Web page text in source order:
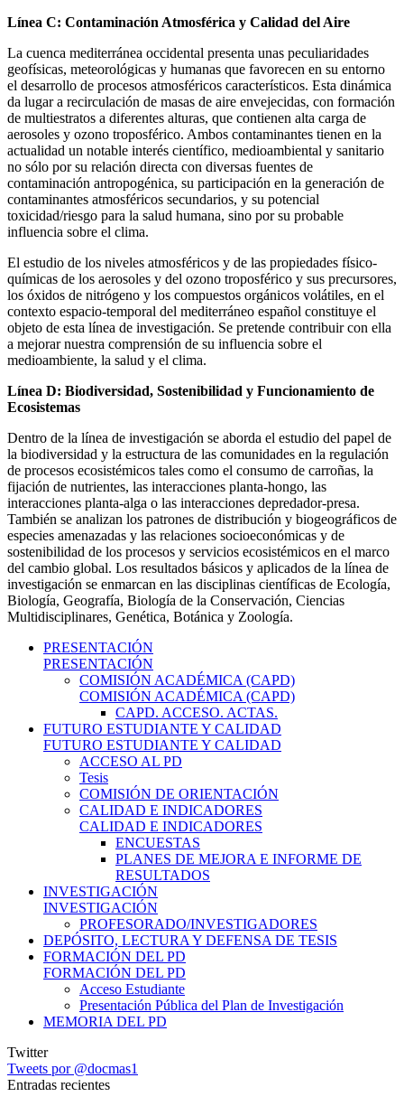
Línea C: Contaminación Atmosférica y Calidad del Aire
La cuenca mediterránea occidental presenta unas peculiaridades
geofísicas, meteorológicas y humanas que favorecen en su entorno
el desarrollo de procesos atmosféricos característicos. Esta dinámica
da lugar a recirculación de masas de aire envejecidas, con formación
de multiestratos a diferentes alturas, que contienen alta carga de
aerosoles y ozono troposférico. Ambos contaminantes tienen en la
actualidad un notable interés científico, medioambiental y sanitario
no sólo por su relación directa con diversas fuentes de
contaminación antropogénica, su participación en la generación de
contaminantes atmosféricos secundarios, y su potencial
toxicidad/riesgo para la salud humana, sino por su probable
influencia sobre el clima.
El estudio de los niveles atmosféricos y de las propiedades físico-
químicas de los aerosoles y del ozono troposférico y sus precursores,
los óxidos de nitrógeno y los compuestos orgánicos volátiles, en el
contexto espacio-temporal del mediterráneo español constituye el
objeto de esta línea de investigación. Se pretende contribuir con ella
a mejorar nuestra comprensión de su influencia sobre el
medioambiente, la salud y el clima.
Línea D: Biodiversidad, Sostenibilidad y Funcionamiento de
Ecosistemas
Dentro de la línea de investigación se aborda el estudio del papel de
la biodiversidad y la estructura de las comunidades en la regulación
de procesos ecosistémicos tales como el consumo de carroñas, la
fijación de nutrientes, las interacciones planta-hongo, las
interacciones planta-alga o las interacciones depredador-presa.
También se analizan los patrones de distribución y biogeográficos de
especies amenazadas y las relaciones socioeconómicas y de
sostenibilidad de los procesos y servicios ecosistémicos en el marco
del cambio global. Los resultados básicos y aplicados de la línea de
investigación se enmarcan en las disciplinas científicas de Ecología,
Biología, Geografía, Biología de la Conservación, Ciencias
Multidisciplinares, Genética, Botánica y Zoología.
PRESENTACIÓN
PRESENTACIÓN
COMISIÓN ACADÉMICA (CAPD)
COMISIÓN ACADÉMICA (CAPD)
CAPD. ACCESO. ACTAS.
FUTURO ESTUDIANTE Y CALIDAD
FUTURO ESTUDIANTE Y CALIDAD
ACCESO AL PD
Tesis
COMISIÓN DE ORIENTACIÓN
CALIDAD E INDICADORES
CALIDAD E INDICADORES
ENCUESTAS
PLANES DE MEJORA E INFORME DE
RESULTADOS
INVESTIGACIÓN
INVESTIGACIÓN
PROFESORADO/INVESTIGADORES
DEPÓSITO, LECTURA Y DEFENSA DE TESIS
FORMACIÓN DEL PD
FORMACIÓN DEL PD
Acceso Estudiante
Presentación Pública del Plan de Investigación
MEMORIA DEL PD
Twitter
Tweets por @docmas1
Entradas recientes